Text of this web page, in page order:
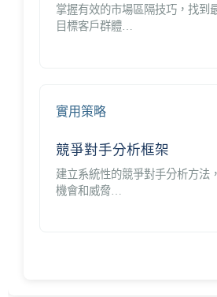
掌握有效的市場區隔技巧，找到
目標客戶群體…
實用策略
競爭對手分析框架
建立系統性的競爭對手分析方法
機會和威脅…